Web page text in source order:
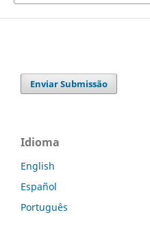
Enviar Submissão
Idioma
English
Español
Português